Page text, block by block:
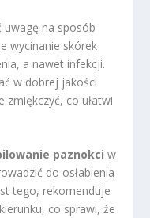
uwagę na sposób
wycinanie skórek
a nawet infekcji.
w dobrej jakości
co ułatwi
paznokci w
do osłabienia
tego, rekomenduje
co sprawi, że